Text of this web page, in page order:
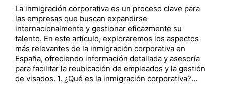
La inmigración corporativa es un proceso clave para
las empresas que buscan expandirse
internacionalmente y gestionar eficazmente su
talento. En este artículo, exploraremos los aspectos
más relevantes de la inmigración corporativa en
España, ofreciendo información detallada y asesoría
para facilitar la reubicación de empleados y la gestión
de visados. 1. ¿Qué es la inmigración corporativa?…